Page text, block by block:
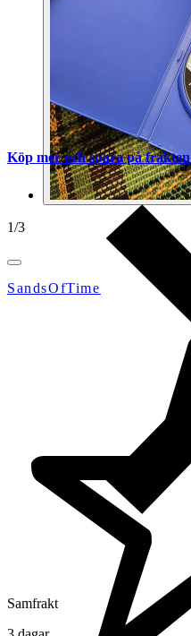
1/3
SandsOfTime
Köp mer och spara på frakten
Samfrakt